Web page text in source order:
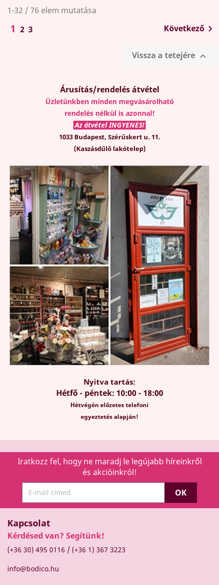
1-32 / 76 elem mutatása
1 2 3 Következő 
Vissza a tetejére 
Árusítás/rendelés átvétel
Üzletünkben minden megvásárolható
rendelés nélkül is azonnal!
Az átvétel INGYENES!
1033 Budapest, Szérűskert u. 11.
(Kaszásdűlő lakótelep)
Nyitva tartás:
Hétfő - péntek: 10:00 - 18:00
Hétvégén előzetes telefoni
egyeztetés alapján!
Iratkozz fel, hogy ne maradj le legújabb híreinkről
és akcióinkról!
Kapcsolat
Kérdésed van? Segítünk!
(+36 30) 495 0116 / (+36 1) 367 3223
info@bodico.hu